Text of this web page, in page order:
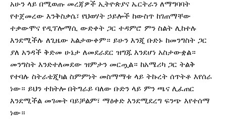
አሁን ላይ በሚወጡ መረጃዎች ኢትዮጵያና ኤርትራን ለማግባባት
የተጀመረው እንቅስቃሴ፣ የህወሃት ኃይሎች ከውስጥ ከገጠማቸው
ተቃውሞና የዲፕሎማሲ ውድቀት ጋር ተዳምሮ ምን ስልት ሊከተሉ
እንደሚችሉ ለጊዜው አልታውቀም። ይሁን እንጂ ቡድኑ ከመንግስት ጋር
ያለ አንዳች ቅድመ ሁኔታ ለመደራደር ዝግጁ እንደሆነ አስታውቋል።
መንግስት እንድተለመደው ዝምታን መርጧል። ከአሜሪካ ጋር ትልቅ
የተባሉ ስትራቴጂካል ስምምነት መስማማቱ ላይ ትኩረት ሰጥትቶ እየሰራ
ነው። ይህን ተከትሎ በትግራይ ባለው ቡድን ላይ ምን ጫና ሊፈጠር
እንደሚችል መገመት ባይቻልም፣ ማዕቀድ እንደሚደረግ ፍንጭ እየተሰማ
ነው።